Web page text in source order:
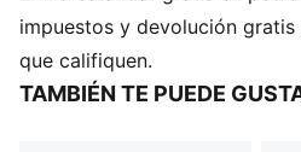
Espacio de almacenamiento
Bandas de hombro ajustables
Compartimento exterior con
impuestos y devolución
que califiquen.
TAMBIÉN TE PUEDE